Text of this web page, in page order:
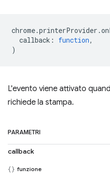
chrome.printerProvider .
callback : function,
)
L'evento viene attivato
richiede la stampa.
PARAMETRI
callback
funzione